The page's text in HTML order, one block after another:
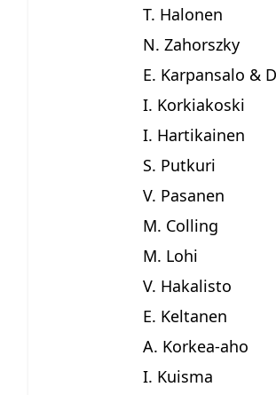
T. Halonen
N. Zahorszky
E. Karpansalo &
I. Korkiakoski
I. Hartikainen
S. Putkuri
V. Pasanen
M. Colling
M. Lohi
V. Hakalisto
E. Keltanen
A. Korkea-aho
I. Kuisma